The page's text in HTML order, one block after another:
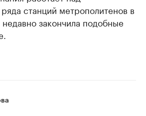
станций метрополитенов в
закончила подобные